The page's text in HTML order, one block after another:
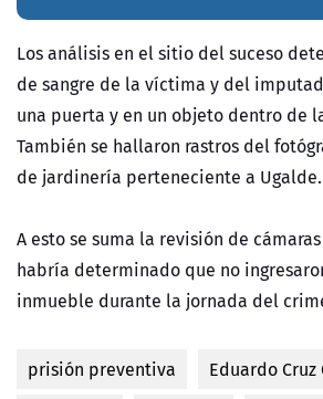
Los análisis en el sitio del suceso
de sangre de la víctima y del
una puerta y en un objeto dentro de
También se hallaron rastros del
de jardinería perteneciente a Ugalde.
A esto se suma la revisión de
habría determinado que no
inmueble durante la jornada del
prisión preventiva
Eduardo Cruz